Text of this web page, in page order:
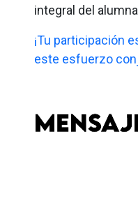
integral del
¡Tu participación
este esfuerzo